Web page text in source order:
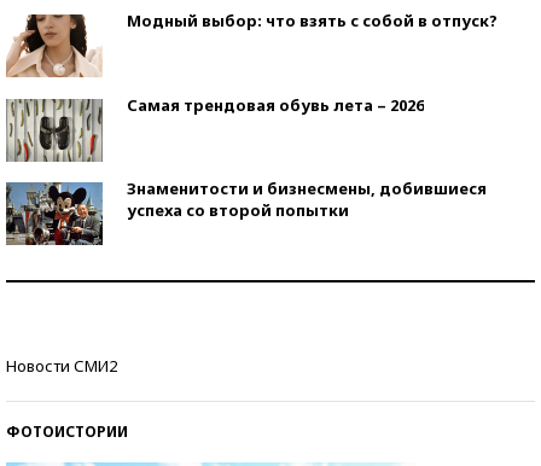
Модный выбор: что взять с собой в отпуск?
Самая трендовая обувь лета – 2026
Знаменитости и бизнесмены, добившиеся
успеха со второй попытки
Новости СМИ2
ФОТОИСТОРИИ